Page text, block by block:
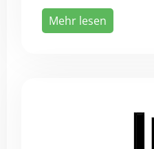
Mehr lesen